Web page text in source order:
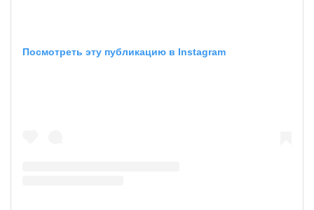
Посмотреть эту публикацию в Instagram